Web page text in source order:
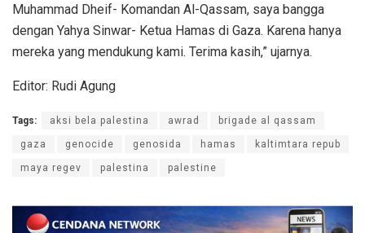
Muhammad Dheif- Komandan Al-Qassam, saya bangga
dengan Yahya Sinwar- Ketua Hamas di Gaza. Karena hanya
mereka yang mendukung kami. Terima kasih,” ujarnya.
Editor: Rudi Agung
Tags: aksi bela palestina awrad brigade al qassam
gaza genocide genosida hamas kaltimtara repub
maya regev palestina palestine